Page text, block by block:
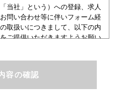
当社」という）への登録、求人
問い合わせ等に伴いフォーム経
取扱いにつきまして、以下の内
ご提供いただきますようお願い
護方針